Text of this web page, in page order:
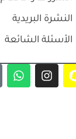
النشرة البريدية
الأسئلة الشائعة